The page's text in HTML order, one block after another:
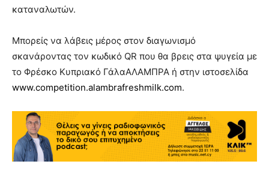
καταναλωτών.
Μπορείς να λάβεις μέρος στον διαγωνισμό
σκανάροντας τον κωδικό QR που θα βρεις στα ψυγεία με
το Φρέσκο Κυπριακό ΓάλαΑΛΑΜΠΡΑ ή στην ιστοσελίδα
www.competition.alambrafreshmilk.com.